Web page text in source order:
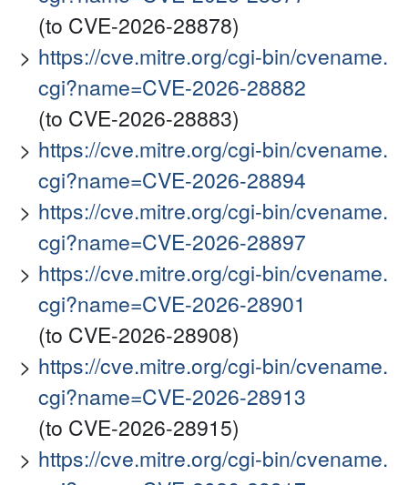
(to CVE-2026-28878)
https://cve.mitre.org/cgi-bin/cvename.
cgi?name=CVE-2026-28882
(to CVE-2026-28883)
https://cve.mitre.org/cgi-bin/cvename.
cgi?name=CVE-2026-28894
https://cve.mitre.org/cgi-bin/cvename.
cgi?name=CVE-2026-28897
https://cve.mitre.org/cgi-bin/cvename.
cgi?name=CVE-2026-28901
(to CVE-2026-28908)
https://cve.mitre.org/cgi-bin/cvename.
cgi?name=CVE-2026-28913
(to CVE-2026-28915)
https://cve.mitre.org/cgi-bin/cvename.